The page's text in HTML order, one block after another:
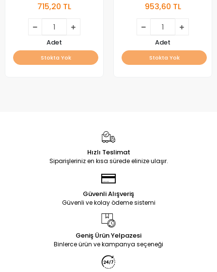
715,20 TL
Adet
Stokta Yok
032AS-M_V04,
953,60 TL
Adet
Stokta Yok
Hızlı Teslimat
Siparişleriniz en kısa sürede elinize ulaşır.
Güvenli Alışveriş
Güvenli ve kolay ödeme sistemi
Geniş Ürün Yelpazesi
Binlerce ürün ve kampanya seçeneği